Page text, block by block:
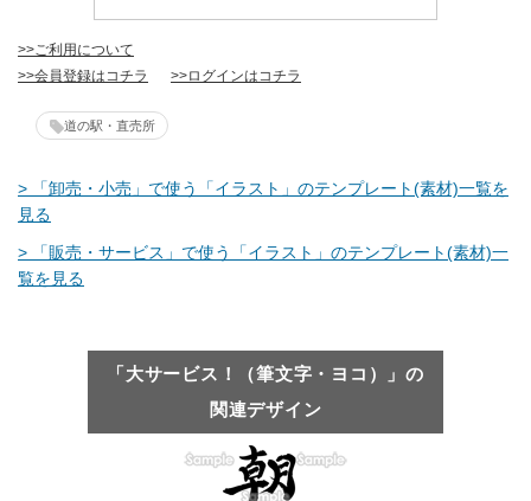
>>ご利用について
>>会員登録はコチラ
>>ログインはコチラ
道の駅・直売所
> 「卸売・小売」で使う「イラスト」のテンプレート(素材)一覧を
見る
> 「販売・サービス」で使う「イラスト」のテンプレート(素材)一
覧を見る
「大サービス！（筆文字・ヨコ）」の
関連デザイン